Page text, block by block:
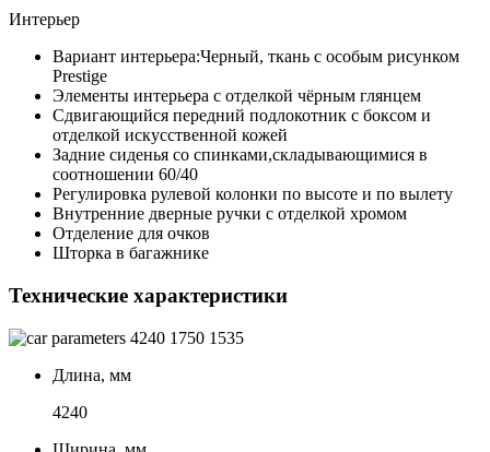
Интерьер
Вариант интерьера:Черный, ткань с особым рисунком
Prestige
Элементы интерьера с отделкой чёрным глянцем
Сдвигающийся передний подлокотник c боксом и
отделкой искусственной кожей
Задние сиденья со спинками,складывающимися в
соотношении 60/40
Регулировка рулевой колонки по высоте и по вылету
Внутренние дверные ручки с отделкой хромом
Отделение для очков
Шторка в багажнике
Технические характеристики
4240 1750 1535
Длина, мм
4240